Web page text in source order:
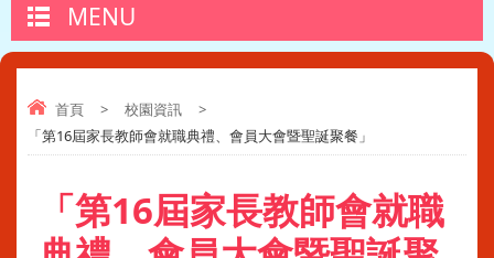
MENU
首頁 > 校園資訊
>
「第16屆家長教師會就職典禮、會員大會暨聖誕聚餐」
「第16屆家長教師會就職